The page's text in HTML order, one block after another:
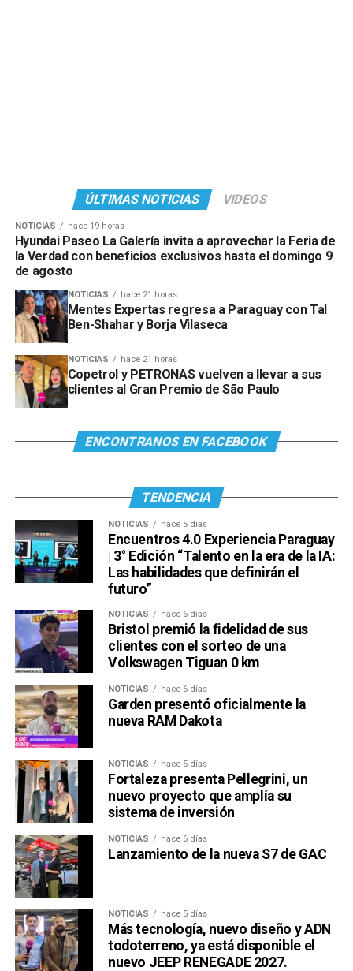
Ver esta publicación en Instagram
Una publicación compartida por Venus Media (@venusmediaoficial)
ÚLTIMAS NOTICIAS VIDEOS
NOTICIAS hace 19 horas
Hyundai Paseo La Galería invita a aprovechar la Feria de
la Verdad con beneficios exclusivos hasta el domingo 9
de agosto
NOTICIAS hace 21 horas
Mentes Expertas regresa a Paraguay con Tal
Ben-Shahar y Borja Vilaseca
NOTICIAS hace 21 horas
Copetrol y PETRONAS vuelven a llevar a sus
clientes al Gran Premio de São Paulo
ENCONTRANOS EN FACEBOOK
TENDENCIA
NOTICIAS hace 5 días
Encuentros 4.0 Experiencia Paraguay
| 3° Edición “Talento en la era de la IA:
Las habilidades que definirán el
futuro”
NOTICIAS hace 6 días
Bristol premió la fidelidad de sus
clientes con el sorteo de una
Volkswagen Tiguan 0 km
NOTICIAS hace 6 días
Garden presentó oficialmente la
nueva RAM Dakota
NOTICIAS hace 5 días
Fortaleza presenta Pellegrini, un
nuevo proyecto que amplía su
sistema de inversión
NOTICIAS hace 6 días
Lanzamiento de la nueva S7 de GAC
NOTICIAS hace 5 días
Más tecnología, nuevo diseño y ADN
todoterreno, ya está disponible el
nuevo JEEP RENEGADE 2027.